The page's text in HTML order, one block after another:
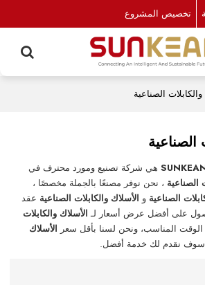
تخصيص المشروع
الصناعية
الصناعية
هي شركة تصنيع ومورد محترف في
الصناعية ، نحن نوفر مصنعًا بالجملة مخصصًا ،
الصناعية و الأسلاك والكابلات الصناعية عقد
على أفضل عرض أسعار لـ الأسلاك والكابلات
المناسب، ونحن لسنا بأقل سعر الأسلاك
سوف نقدم لك خدمة أفضل.